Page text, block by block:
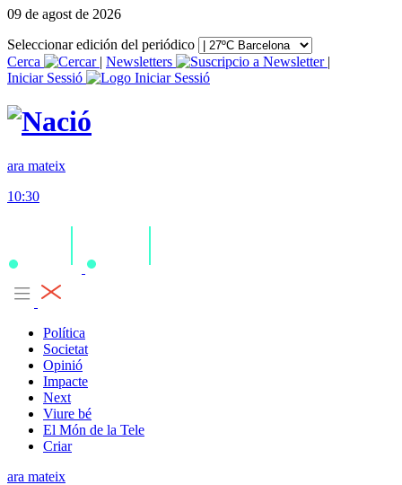
09 de agost de 2026
Seleccionar edición del periódico
Cerca
| Newsletters
|
Iniciar Sessió
ara mateix
10:30
Política
Societat
Opinió
Impacte
Next
Viure bé
El Món de la Tele
Criar
ara mateix